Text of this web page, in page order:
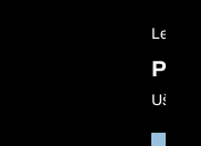
Len
Ušetri